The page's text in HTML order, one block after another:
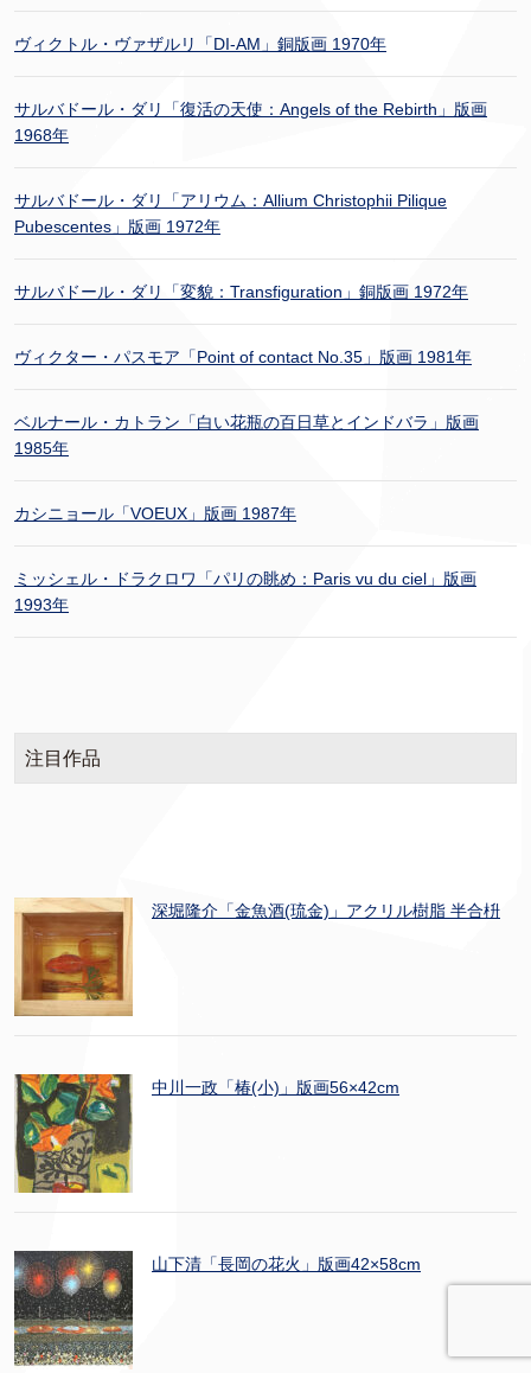
ヴィクトル・ヴァザルリ「DI-AM」銅版画 1970年
サルバドール・ダリ「復活の天使：Angels of the Rebirth」版画
1968年
サルバドール・ダリ「アリウム：Allium Christophii Pilique
Pubescentes」版画 1972年
サルバドール・ダリ「変貌：Transfiguration」銅版画 1972年
ヴィクター・パスモア「Point of contact No.35」版画 1981年
ベルナール・カトラン「白い花瓶の百日草とインドバラ」版画
1985年
カシニョール「VOEUX」版画 1987年
ミッシェル・ドラクロワ「パリの眺め：Paris vu du ciel」版画
1993年
注目作品
深堀隆介「金魚酒(琉金)」アクリル樹脂 半合枡
中川一政「椿(小)」版画56×42cm
山下清「長岡の花火」版画42×58cm